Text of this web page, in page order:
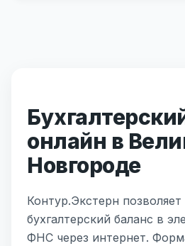
онлайн в
Новгороде
Контур.Экстерн позволяет
бухгалтерский баланс в
ФНС через интернет.